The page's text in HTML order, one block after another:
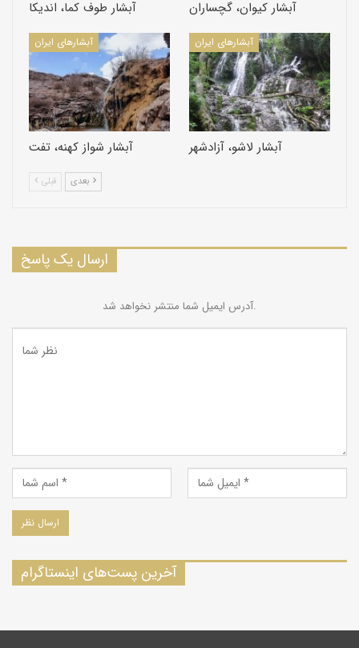
آبشار طوف کما، اندیکا آبشار کیوان، گچساران
آبشارهای ایران
آبشار شواز کهنه، تفت
آبشارهای ایران
آبشار لاشو، آزادشهر
قبلی
ارسال یک پاسخ
آدرس ایمیل شما منتشر نخواهد شد.
آخرین پست‌های اینستاگرام